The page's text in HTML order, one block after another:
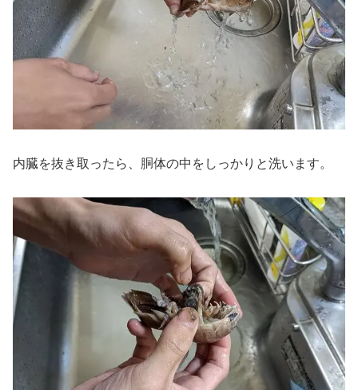
内臓を抜き取ったら、胴体の中をしっかりと洗います。